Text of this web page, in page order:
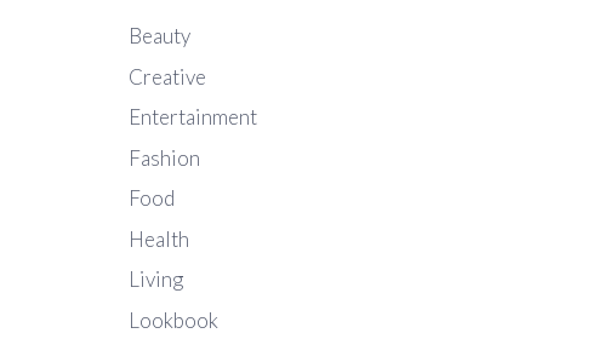
Beauty
Creative
Entertainment
Fashion
Food
Health
Living
Lookbook